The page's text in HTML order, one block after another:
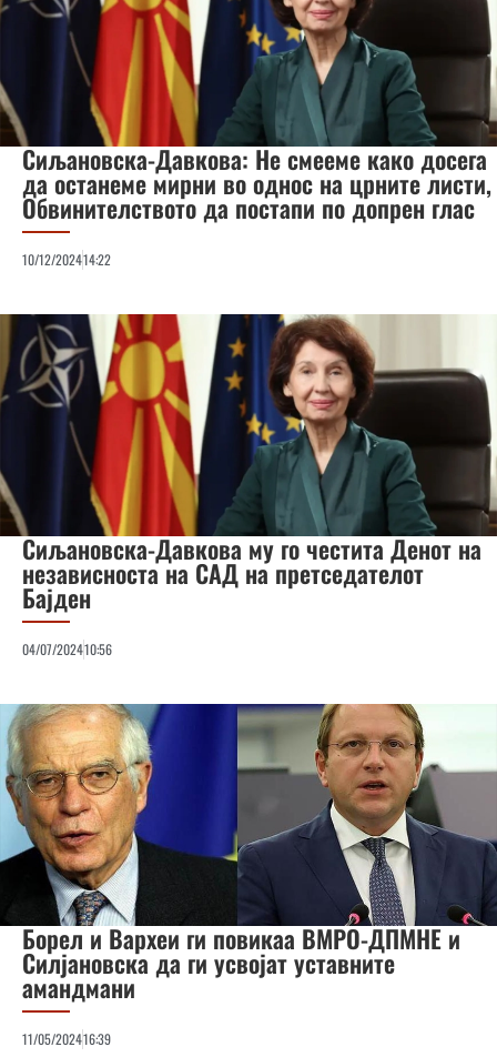
Сиљановска-Давкова: Не смееме како досега
да останеме мирни во однос на црните листи,
Обвинителството да постапи по допрен глас
10/12/202414:22
Сиљановска-Давкова му го честита Денот на
независноста на САД на претседателот
Бајден
04/07/202410:56
Борел и Вархеи ги повикаа ВМРО-ДПМНЕ и
Силјановска да ги усвојат уставните
амандмани
11/05/202416:39